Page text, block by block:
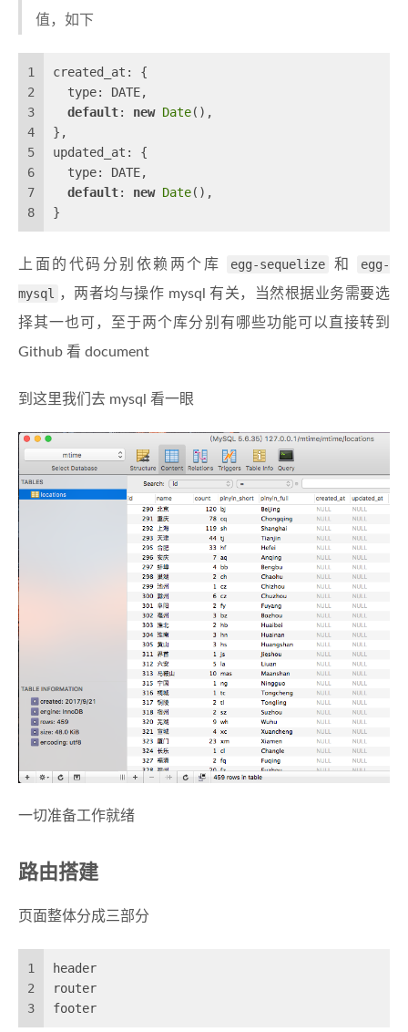
值，如下
1
2
3
4
5
6
7
8
created_at: {
  type: DATE,
default: new Date(),
},
updated_at: {
  type: DATE,
default: new Date(),
}
上面的代码分别依赖两个库 egg-sequelize 和
egg-
mysql ，两者均与操作 mysql 有关，当然根据业务需要选
择其一也可，至于两个库分别有哪些功能可以直接转到
Github 看 document
到这里我们去 mysql 看一眼
一切准备工作就绪
路由搭建
页面整体分成三部分
1
2
3
header
router
footer